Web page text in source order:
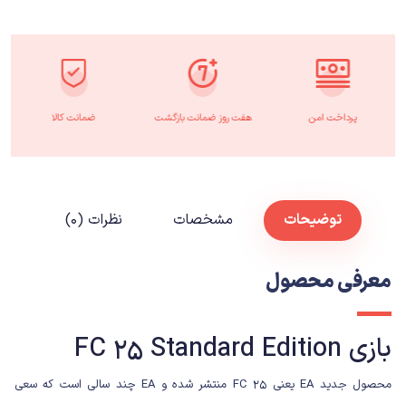
پرداخت امن هفت روز ضمانت بازگشت ضمانت کالا
توضیحات مشخصات نظرات (۰)
معرفی محصول
بازی FC 25 Standard Edition
محصول جدید EA
یعنی FC 25 منتشر شده و EA چند سالی است که سعی